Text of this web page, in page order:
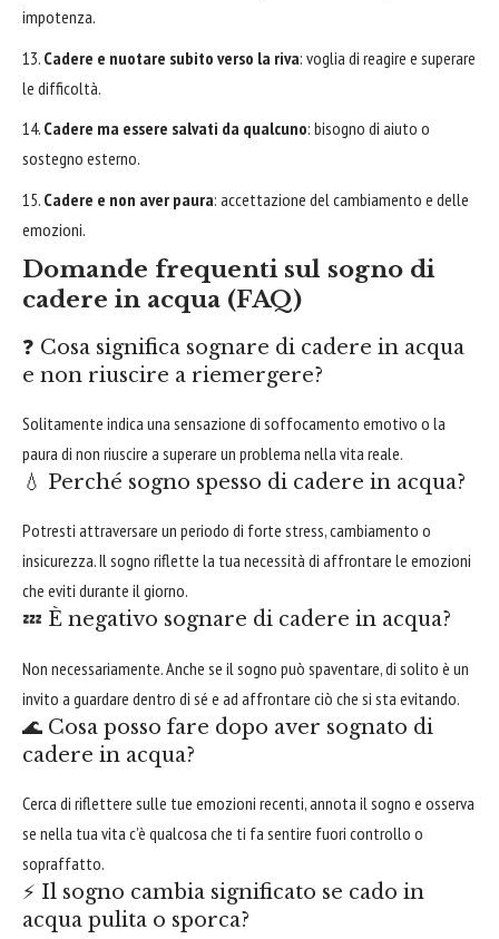
impotenza.
Cadere e nuotare subito verso la riva: voglia di reagire e superare
le difficoltà.
Cadere ma essere salvati da qualcuno: bisogno di aiuto o
sostegno esterno.
Cadere e non aver paura: accettazione del cambiamento e delle
emozioni.
Domande frequenti sul sogno di
cadere in acqua (FAQ)
❓ Cosa significa sognare di cadere in acqua
e non riuscire a riemergere?
Solitamente indica una sensazione di soffocamento emotivo o la
paura di non riuscire a superare un problema nella vita reale.
💧 Perché sogno spesso di cadere in acqua?
Potresti attraversare un periodo di forte stress, cambiamento o
insicurezza. Il sogno riflette la tua necessità di affrontare le emozioni
che eviti durante il giorno.
💤 È negativo sognare di cadere in acqua?
Non necessariamente. Anche se il sogno può spaventare, di solito è un
invito a guardare dentro di sé e ad affrontare ciò che si sta evitando.
🌊 Cosa posso fare dopo aver sognato di
cadere in acqua?
Cerca di riflettere sulle tue emozioni recenti, annota il sogno e osserva
se nella tua vita c’è qualcosa che ti fa sentire fuori controllo o
sopraffatto.
⚡ Il sogno cambia significato se cado in
acqua pulita o sporca?